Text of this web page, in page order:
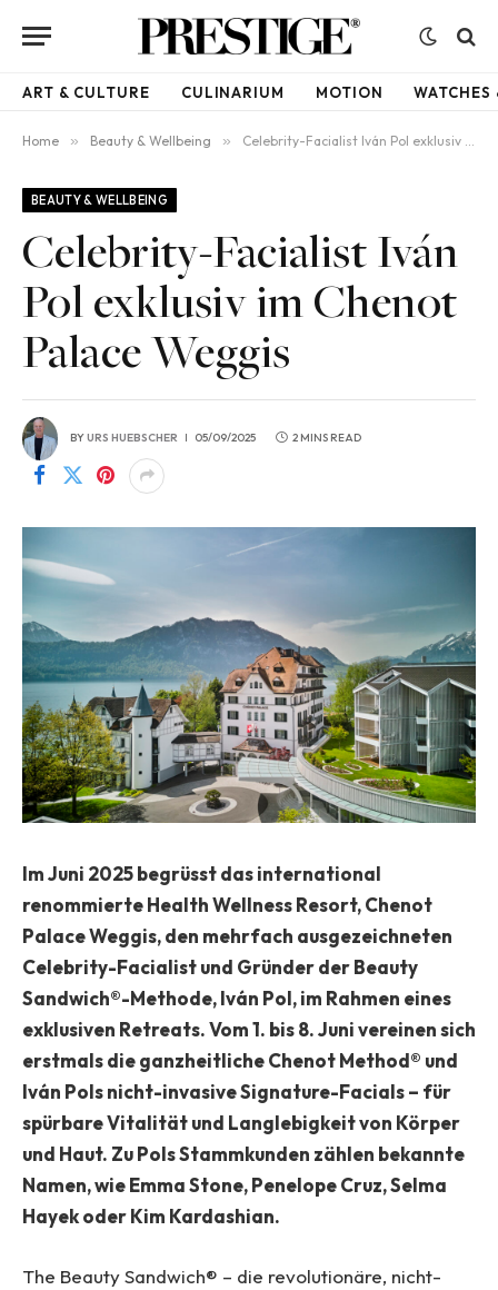
ART & CULTURE CULINARIUM MOTION WATCHES
Home » Beauty & Wellbeing » Celebrity-Facialist Iván Pol exklusiv im Chenot Palace Weggis
BEAUTY & WELLBEING
Celebrity-Facialist Iván
Pol exklusiv im Chenot
Palace Weggis
BYURS HUEBSCHER 05/09/2025 2 MINS READ
Im Juni 2025 begrüsst das international
renommierte Health Wellness Resort, Chenot
Palace Weggis, den mehrfach ausgezeichneten
Celebrity-Facialist und Gründer der Beauty
Sandwich®-Methode, Iván Pol, im Rahmen eines
exklusiven Retreats. Vom 1. bis 8. Juni vereinen sich
erstmals die ganzheitliche Chenot Method® und
Iván Pols nicht-invasive Signature-Facials – für
spürbare Vitalität und Langlebigkeit von Körper
und Haut. Zu Pols Stammkunden zählen bekannte
Namen, wie Emma Stone, Penelope Cruz, Selma
Hayek oder Kim Kardashian.
The Beauty Sandwich® – die revolutionäre, nicht-